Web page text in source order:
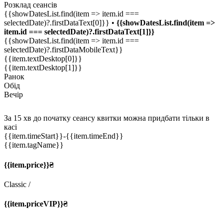
Розклад сеансів
{{showDatesList.find(item => item.id ===
selectedDate)?.firstDataText[0]}} • {{showDatesList.find(item =>
item.id === selectedDate)?.firstDataText[1]}}
{{showDatesList.find(item => item.id ===
selectedDate)?.firstDataMobileText}}
{{item.textDesktop[0]}}
{{item.textDesktop[1]}}
Ранок
Обід
Вечір
За 15 хв до початку сеансу квитки можна придбати тільки в
касі
{{item.timeStart}}-{{item.timeEnd}}
{{item.tagName}}
{{item.price}}₴
Classic /
{{item.priceVIP}}₴